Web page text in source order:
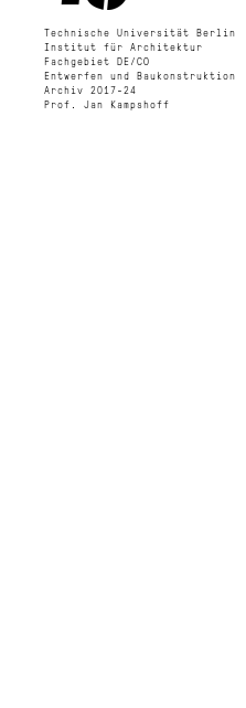
Technische Universität Berlin
Institut für Architektur
Fachgebiet DE/CO
Entwerfen und Baukonstruktion
Archiv 2017-24
Prof. Jan Kampshoff